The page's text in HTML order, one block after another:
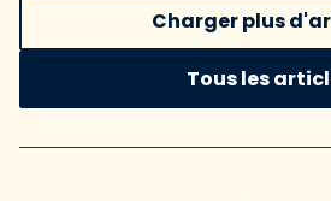
Charger plus
Tous les